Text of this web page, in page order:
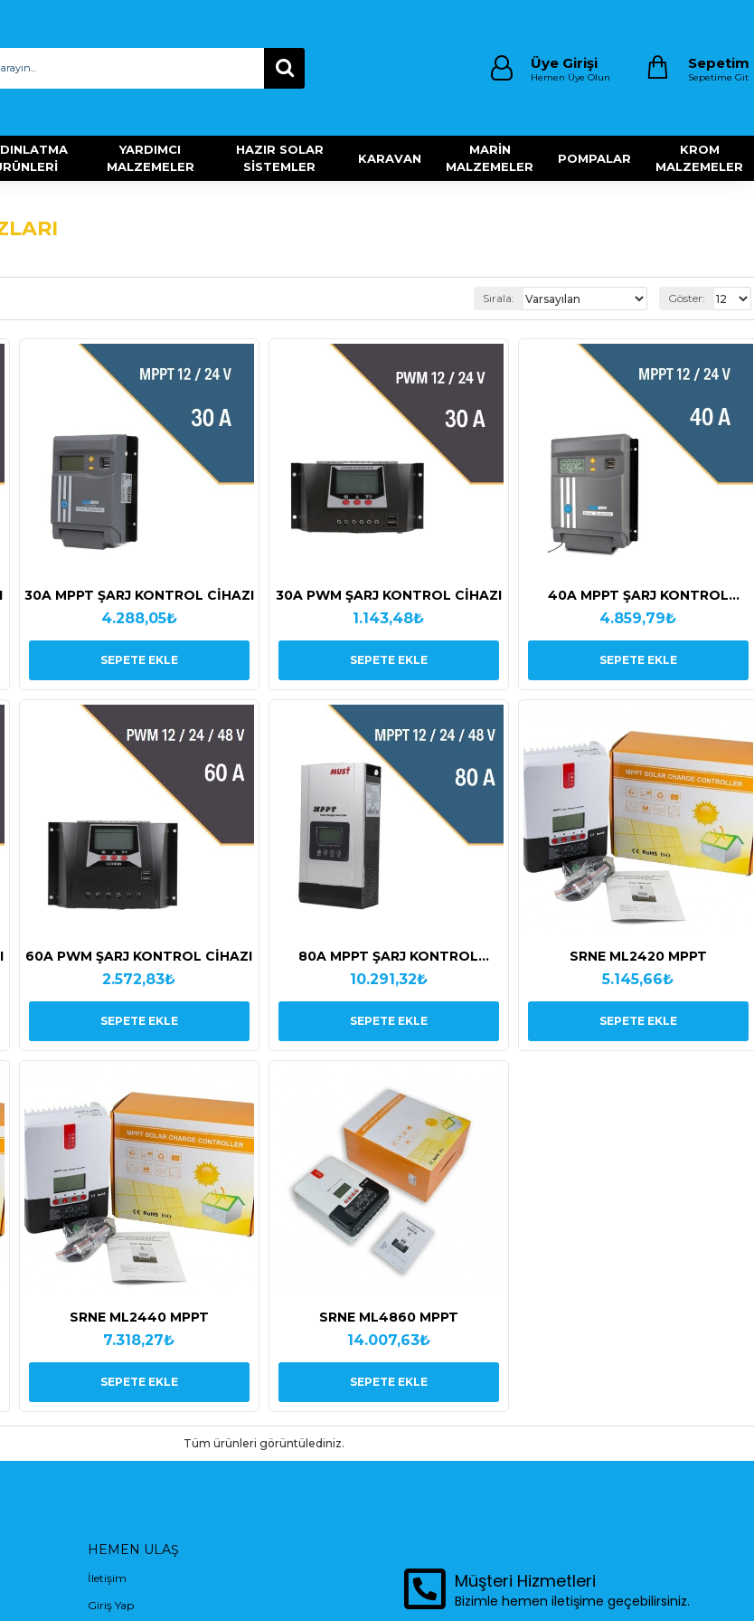
Üye Girişi
Hemen Üye Olun
Sepetim
Sepetime Git
YARDIMCI
MALZEMELER
HAZIR SOLAR
SİSTEMLER
KARAVAN
MARİN
MALZEMELER
POMPALAR
KROM
MALZEMELER
Sırala: Göster:
30A MPPT ŞARJ KONTROL CİHAZI
4.288,05₺
SEPETE EKLE
30A PWM ŞARJ KONTROL CİHAZI
1.143,48₺
SEPETE EKLE
40A MPPT ŞARJ KONTROL
CİHAZI
4.859,79₺
SEPETE EKLE
60A PWM ŞARJ KONTROL CİHAZI
2.572,83₺
SEPETE EKLE
80A MPPT ŞARJ KONTROL
CİHAZI
10.291,32₺
SEPETE EKLE
SRNE ML2420 MPPT
5.145,66₺
SEPETE EKLE
SRNE ML2440 MPPT
7.318,27₺
SEPETE EKLE
SRNE ML4860 MPPT
14.007,63₺
SEPETE EKLE
Tüm ürünleri görüntülediniz.
HEMEN ULAŞ
İletişim
Giriş Yap
Müşteri Hizmetleri
Bizimle hemen iletişime geçebilirsiniz.